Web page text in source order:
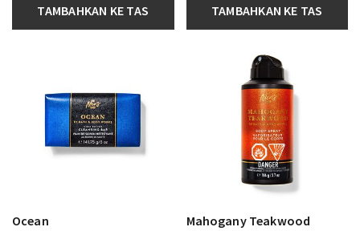
TAMBAHKAN KE TAS TAMBAHKAN KE TAS
Ocean
Mahogany Teakwood